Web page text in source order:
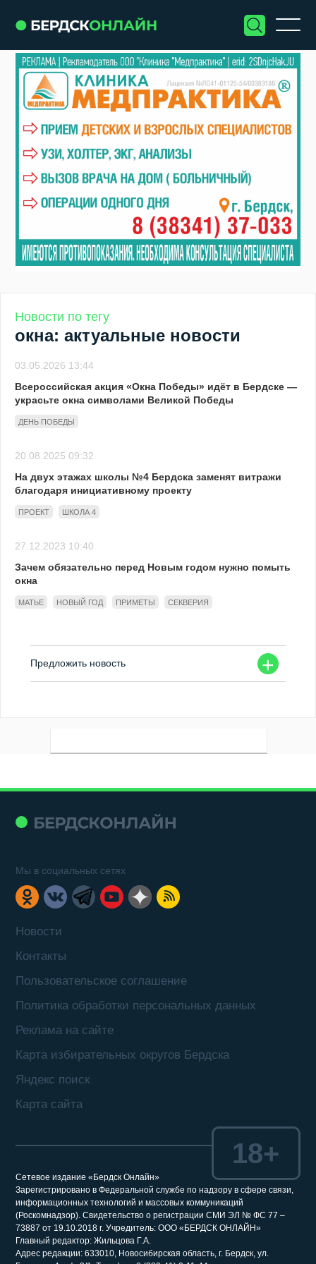
Новости по тегу
окна: актуальные новости
03.05.2026 13:44
Всероссийская акция «Окна Победы» идёт в Бердске —
украсьте окна символами Великой Победы
ДЕНЬ ПОБЕДЫ
20.08.2025 09:32
На двух этажах школы №4 Бердска заменят витражи
благодаря инициативному проекту
ПРОЕКТ ШКОЛА 4
27.12.2023 10:40
Зачем обязательно перед Новым годом нужно помыть
окна
МАТЬЕ НОВЫЙ ГОД ПРИМЕТЫ СЕКВЕРИЯ
+
Предложить новость
Новости
Контакты
Пользовательское соглашение
Политика обработки персональных данных
Реклама на сайте
Карта избирательных округов Бердска
Яндекс поиск
Карта сайта
Мы в социальных сетях
Сетевое издание «Бердск Онлайн»
Зарегистрировано в Федеральной службе по надзору в сфере связи,
информационных технологий и массовых коммуникаций
(Роскомнадзор). Свидетельство о регистрации СМИ ЭЛ № ФС 77 –
73887 от 19.10.2018 г. Учредитель: ООО «БЕРДСК ОНЛАЙН»
Главный редактор: Жильцова Г.А.
Адрес редакции: 633010, Новосибирская область, г. Бердск, ул.
18+